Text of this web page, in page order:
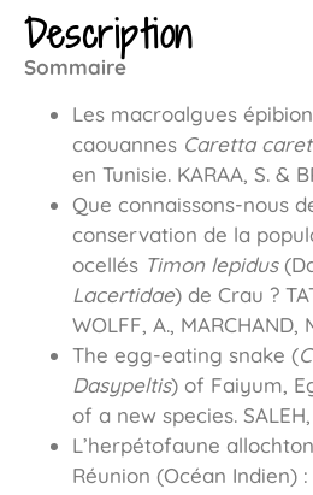
Description
Sommaire
Les macroalgues
caouannes Caretta
en Tunisie. KARAA, S. &
Que connaissons-nous
conservation de la
ocellés Timon lepidus
Lacertidae) de Crau ?
WOLFF, A., MARCHAND,
The egg-eating snake (
Dasypeltis) of Faiyum,
of a new species.
L’herpétofaune
Réunion (Océan Indien)